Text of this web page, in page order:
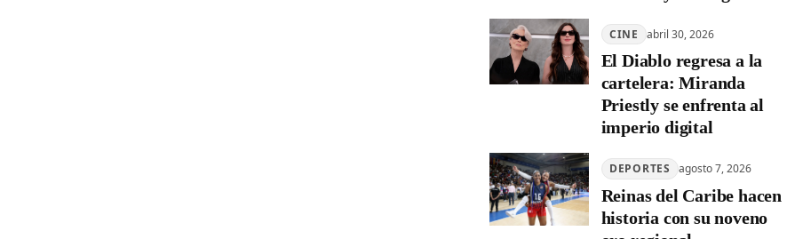
CINE abril 30, 2026
El Diablo regresa a la
cartelera: Miranda
Priestly se enfrenta al
imperio digital
DEPORTES agosto 7, 2026
Reinas del Caribe hacen
historia con su noveno